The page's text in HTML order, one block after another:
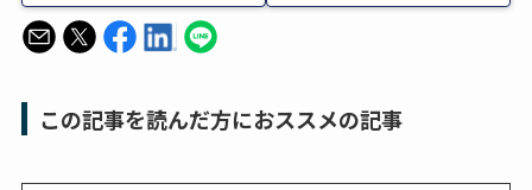
この記事を読んだ方におススメの記事